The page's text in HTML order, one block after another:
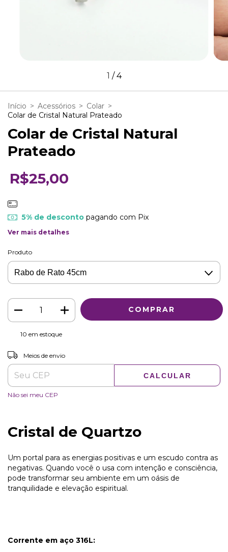
1 /4
Início > Acessórios > Colar >
Colar de Cristal Natural Prateado
Colar de Cristal Natural
Prateado
R$25,00
5% de descontopagando com Pix
Ver mais detalhes
Produto
10 em estoque
Entregas para o CEP:
Meios de envio
CALCULAR
Não sei meu CEP
Cristal de Quartzo
Um portal para as energias positivas e um escudo contra as
negativas. Quando você o usa com intenção e consciência,
pode transformar seu ambiente em um oásis de
tranquilidade e elevação espiritual.
Corrente em aço 316L: